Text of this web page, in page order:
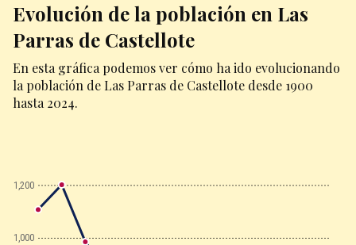
Evolución de la población en Las
Parras de Castellote
En esta gráfica podemos ver cómo ha ido evolucionando
la población de Las Parras de Castellote desde 1900
hasta 2024.
1,000
1,200